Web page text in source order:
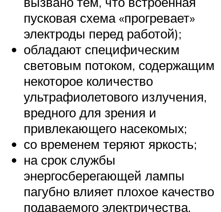
пусковая схема «прогревает»
электроды перед работой);
обладают специфическим
световым потоком, содержащим
некоторое количество
ультрафиолетового излучения,
вредного для зрения и
привлекающего насекомых;
со временем теряют яркость;
на срок службы
энергосберегающей лампы
пагубно влияет плохое качество
подаваемого электричества,